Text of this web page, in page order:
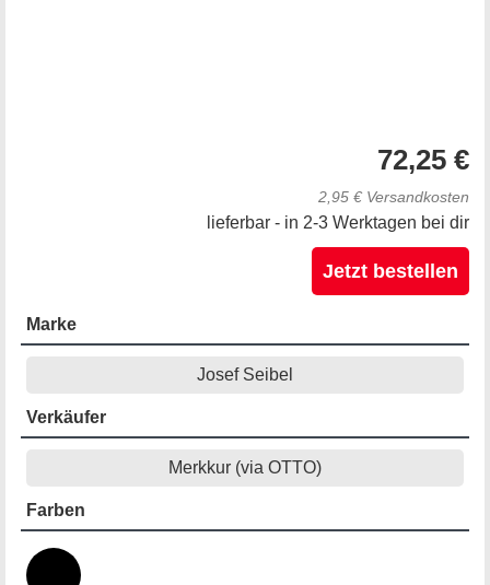
72,25 €
2,95 € Versandkosten
lieferbar - in 2-3 Werktagen bei dir
Jetzt bestellen
Marke
Josef Seibel
Verkäufer
Merkkur (via OTTO)
Farben